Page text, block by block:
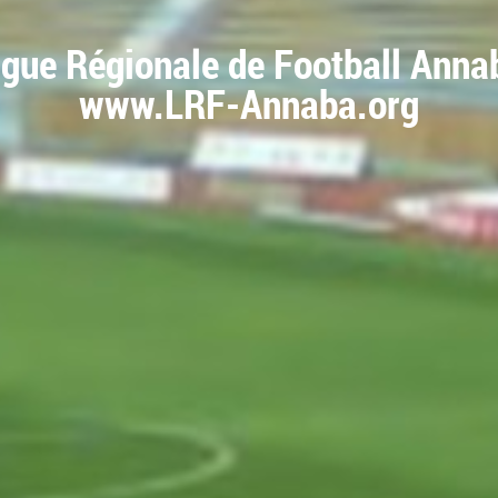
Régionale de Football
www.LRF-Annaba.org